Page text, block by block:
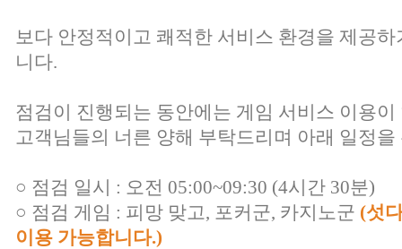
보다 안정적이고 쾌적한 서비스 환경을 제공
니다.
점검이 진행되는 동안에는 게임 서비스 이용
고객님들의 너른 양해 부탁드리며 아래 일정
○ 점검 일시 : 오전 05:00~09:30 (4시간 30분)
○ 점검 게임 : 피망 맞고, 포커군, 카지노군 (섯
이용 가능합니다.)